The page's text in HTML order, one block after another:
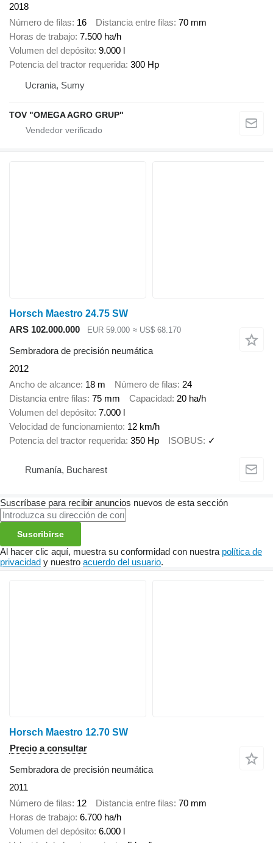
2018
Número de filas 16 Distancia entre filas 70 mm
Horas de trabajo 7.500 ha/h
Volumen del depósito 9.000 l
Potencia del tractor requerida 300 Hp
Ucrania, Sumy
TOV "OMEGA AGRO GRUP"
Horsch Maestro 24.75 SW
ARS 102.000.000
EUR 59.000 ≈ US$ 68.170
Sembradora de precisión neumática
2012
Ancho de alcance 18 m Número de filas 24
Distancia entre filas 75 mm Capacidad 20 ha/h
Volumen del depósito 7.000 l
Velocidad de funcionamiento 12 km/h
Potencia del tractor requerida 350 Hp ISOBUS ✓
Rumanía, Bucharest
Suscríbase para recibir anuncios nuevos de esta sección
Suscribirse
Al hacer clic aquí, muestra su conformidad con nuestra política de
privacidad y nuestro acuerdo del usuario.
Horsch Maestro 12.70 SW
Precio a consultar
Sembradora de precisión neumática
2011
Número de filas 12 Distancia entre filas 70 mm
Horas de trabajo 6.700 ha/h
Volumen del depósito 6.000 l